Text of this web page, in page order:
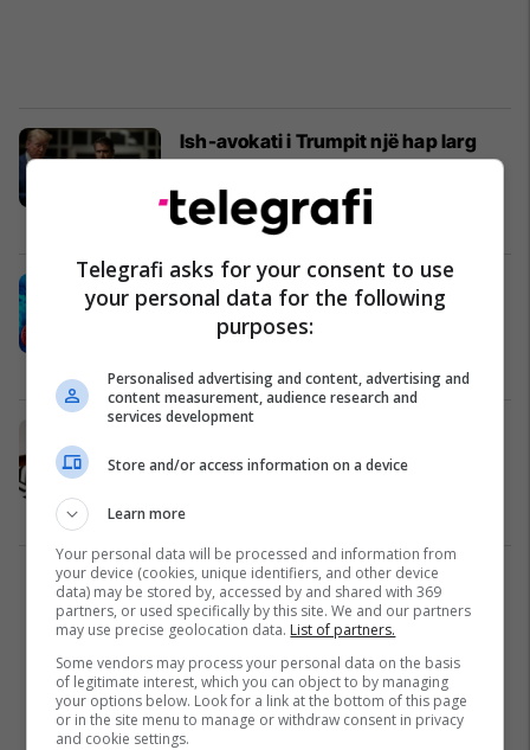
Ish-avokati i Trumpit një hap larg
postit të Prokurorit të Përgjithshëm
të SHBA-së
Amerika 05/08/2026
Çfarë është Cyclospora? Dy vdekje
në SHBA, shpërthimi i sëmundjes e
vë Evropën në gatishmëri
SHBA-ja gjobit OpenAI me 3.2
milionë dollarë për praktikat e
AI
2
Telegrafi asks for your consent to use
your personal data for the following
purposes:
Personalised advertising and content, advertising and
content measurement, audience research and
services development
Store and/or access information on a device
Learn more
Your personal data will be processed and information from
your device (cookies, unique identifiers, and other device
data) may be stored by, accessed by and shared with 369
partners, or used specifically by this site. We and our partners
may use precise geolocation data. List of partners.
Some vendors may process your personal data on the basis
of legitimate interest, which you can object to by managing
your options below. Look for a link at the bottom of this page
or in the site menu to manage or withdraw consent in privacy
and cookie settings.